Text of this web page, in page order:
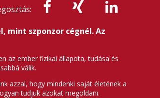
mint szponzor cégnél. Az
az ember fizikai állapota, tudása és
válik.
azzal, hogy mindenki saját életének a
tudjuk azokat megoldani.